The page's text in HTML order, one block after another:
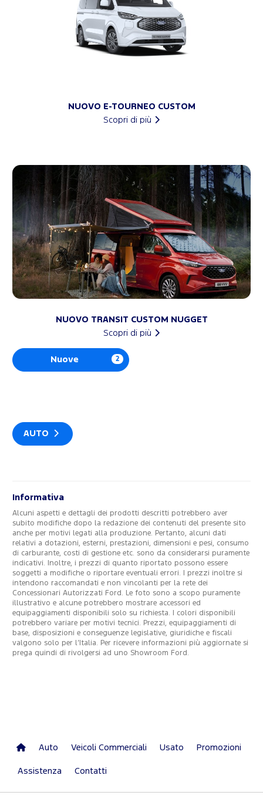
NUOVO E-TOURNEO CUSTOM
Scopri di più
NUOVO TRANSIT CUSTOM NUGGET
Scopri di più
Nuove 2
AUTO
Informativa
Alcuni aspetti e dettagli dei prodotti descritti potrebbero aver
subito modifiche dopo la redazione dei contenuti del presente sito
anche per motivi legati alla produzione. Pertanto, alcuni dati
relativi a dotazioni, esterni, prestazioni, dimensioni e pesi, consumo
di carburante, costi di gestione etc. sono da considerarsi puramente
indicativi. Inoltre, i prezzi di quanto riportato possono essere
soggetti a modifiche o riportare eventuali errori. I prezzi inoltre si
intendono raccomandati e non vincolanti per la rete dei
Concessionari Autorizzati Ford. Le foto sono a scopo puramente
illustrativo e alcune potrebbero mostrare accessori ed
equipaggiamenti disponibili solo su richiesta. I colori disponibili
potrebbero variare per motivi tecnici. Prezzi, equipaggiamenti di
base, disposizioni e conseguenze legislative, giuridiche e fiscali
valgono solo per l’Italia. Per ricevere informazioni più aggiornate si
prega quindi di rivolgersi ad uno Showroom Ford.
Auto Veicoli Commerciali Usato Promozioni
Assistenza Contatti